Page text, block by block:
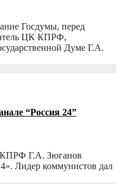
Госдумы, перед
ЦК КПРФ,
Думе Г.А.
“Россия 24”
КПРФ Г.А. Зюганов
Лидер коммунистов дал